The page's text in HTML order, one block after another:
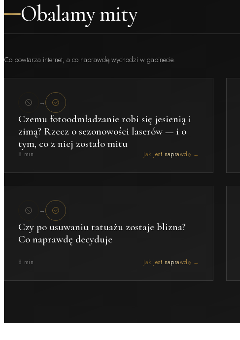
Obalamy mity
Co powtarza internet, a co naprawdę wychodzi w gabinecie.
→
Czemu fotoodmładzanie robi się jesienią i
zimą? Rzecz o sezonowości laserów — i o
tym, co z niej zostało mitu
8 min Jak jest naprawdę →
→
Czy po usuwaniu tatuażu zostaje blizna?
Co naprawdę decyduje
8 min Jak jest naprawdę →